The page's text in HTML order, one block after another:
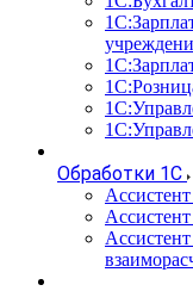
Обработки 1С
Ассистент
Ассистент